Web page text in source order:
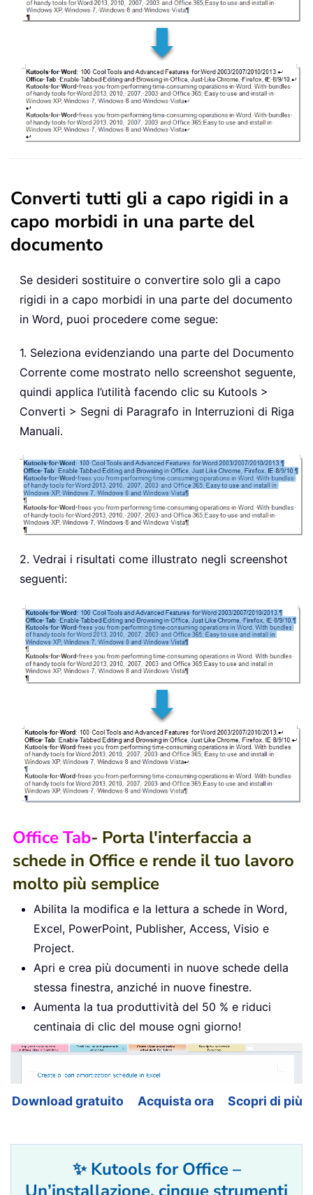
Converti tutti gli a capo rigidi in a
capo morbidi in una parte del
documento
Se desideri sostituire o convertire solo gli a capo
rigidi in a capo morbidi in una parte del documento
in Word, puoi procedere come segue:
1. Seleziona evidenziando una parte del Documento
Corrente come mostrato nello screenshot seguente,
quindi applica l’utilità facendo clic su Kutools >
Converti > Segni di Paragrafo in Interruzioni di Riga
Manuali.
2. Vedrai i risultati come illustrato negli screenshot
seguenti:
Office Tab- Porta l'interfaccia a
schede in Office e rende il tuo lavoro
molto più semplice
Abilita la modifica e la lettura a schede in Word,
Excel, PowerPoint, Publisher, Access, Visio e
Project.
Apri e crea più documenti in nuove schede della
stessa finestra, anziché in nuove finestre.
Aumenta la tua produttività del 50 % e riduci
centinaia di clic del mouse ogni giorno!
Download gratuito Acquista ora Scopri di più
✨ Kutools for Office –